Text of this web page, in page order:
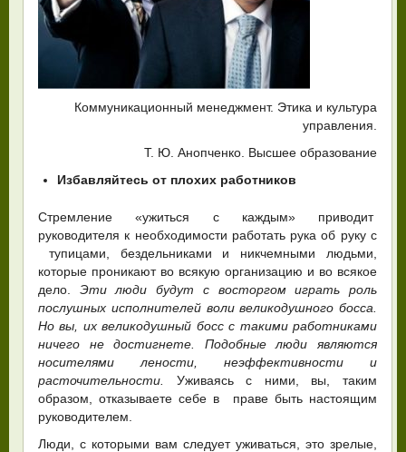
Коммуникационный менеджмент. Этика и культура
управления.
Т. Ю. Анопченко. Высшее образование
Избавляйтесь от плохих работников
Стремление «ужиться с каждым» приводит
руководителя к необходимости работать рука об руку с
тупицами, бездельниками и никчемными людьми,
которые проникают во всякую организацию и во всякое
дело. Эти люди будут с восторгом играть роль
послушных исполнителей воли великодушного босса.
Но вы, их великодушный босс с такими работниками
ничего не достигнете. Подобные люди являются
носителями лености, неэффективности и
расточительности.
Уживаясь с ними, вы, таким
образом, отказываете себе в праве быть настоящим
руководителем.
Люди, с которыми вам следует уживаться, это зрелые,